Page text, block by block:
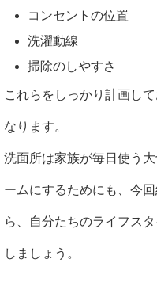
コンセントの位置
洗濯動線
掃除のしやすさ
これらをしっかり計画し
なります。
洗面所は家族が毎日使う
ームにするためにも、今
ら、自分たちのライフス
しましょう。